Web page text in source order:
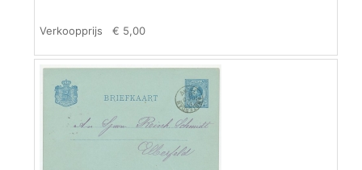
Verkoopprijs € 5,00